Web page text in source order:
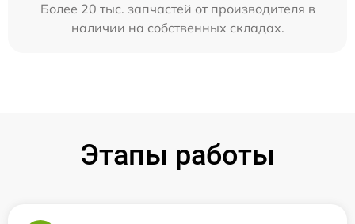
Более 20 тыс. запчастей от производителя в
наличии на собственных складах.
Этапы работы